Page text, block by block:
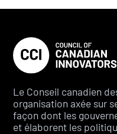
Le Conseil canadien
organisation axée sur
façon dont les
et élaborent les